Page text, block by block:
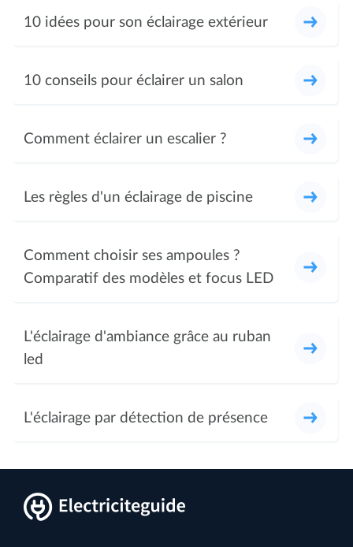
10 idées pour son éclairage extérieur
10 conseils pour éclairer un salon
Comment éclairer un escalier ?
Les règles d'un éclairage de piscine
Comment choisir ses ampoules ?
Comparatif des modèles et focus LED
L'éclairage d'ambiance grâce au ruban
led
L'éclairage par détection de présence